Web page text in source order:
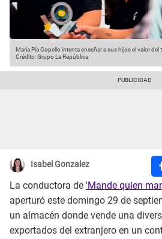
María Pía Copello intenta enseñar a sus hijos el valor del
Crédito: Grupo La República
Isabel Gonzalez
La conductora de 'Mande quien
aperturó este domingo 29 de
un almacén donde vende una
exportados del extranjero en un